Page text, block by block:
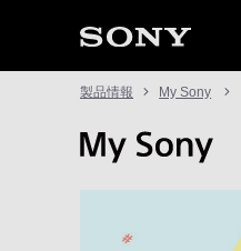
製品情報 My Sony